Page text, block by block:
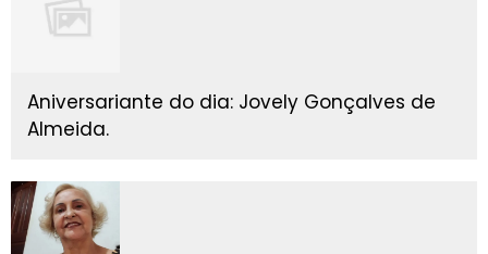
Aniversariante do dia: Jovely Gonçalves de
Almeida.